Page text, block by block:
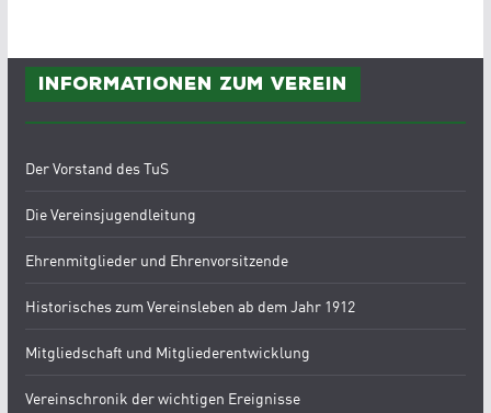
Informationen zum Verein
Der Vorstand des TuS
Die Vereinsjugendleitung
Ehrenmitglieder und Ehrenvorsitzende
Historisches zum Vereinsleben ab dem Jahr 1912
Mitgliedschaft und Mitgliederentwicklung
Vereinschronik der wichtigen Ereignisse